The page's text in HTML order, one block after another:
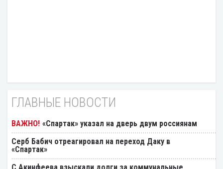
ГЛАВНЫЕ НОВОСТИ
«Спартак» указал на дверь двум россиянам
Серб Бабич отреагировал на переход Даку в
«Спартак»